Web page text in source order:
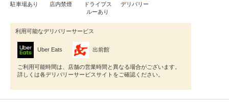
駐車場あり 店内禁煙
ドライブス
ルーあり
デリバリー
利用可能なデリバリーサービス
Uber Eats 出前館
ご利用可能時間は、店舗の営業時間と異なる場合がございます。
詳しくは各デリバリーサービスサイトをご確認ください。